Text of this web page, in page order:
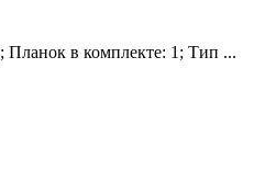
Планок в комплекте: 1; Тип ...